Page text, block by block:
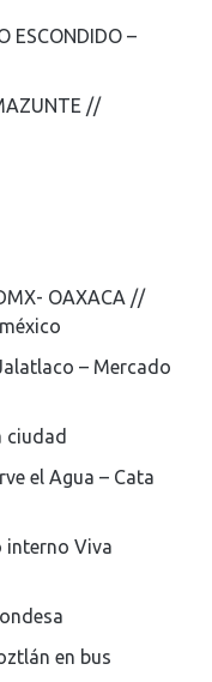
ESCONDIDO –
//
OAXACA //
– Mercado
ciudad
el Agua – Cata
interno Viva
en bus